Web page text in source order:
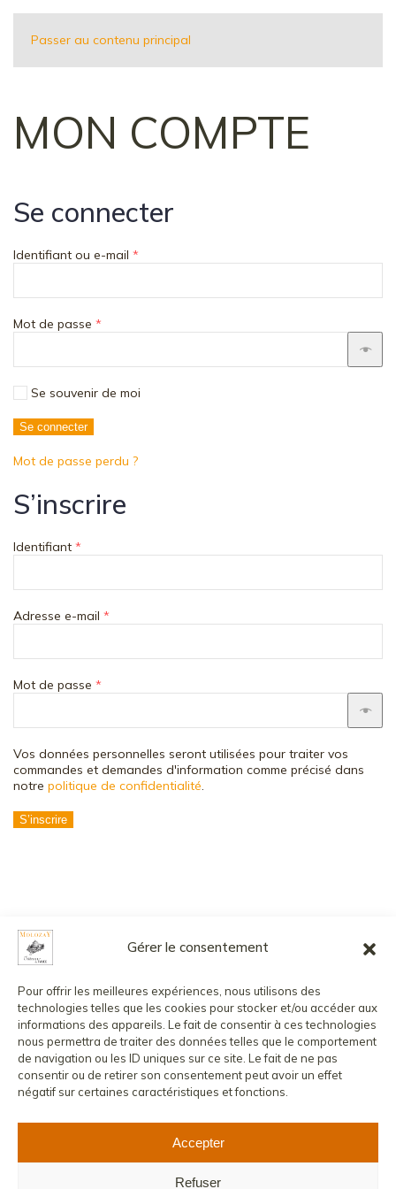
Gérer le consentement
Pour offrir les meilleures expériences, nous utilisons des
technologies telles que les cookies pour stocker et/ou accéder aux
informations des appareils. Le fait de consentir à ces technologies
nous permettra de traiter des données telles que le comportement
de navigation ou les ID uniques sur ce site. Le fait de ne pas
consentir ou de retirer son consentement peut avoir un effet
négatif sur certaines caractéristiques et fonctions.
Accepter
Refuser
Passer au contenu principal
MON COMPTE
Se connecter
Identifiant ou e-mail *
Mot de passe *
Se souvenir de moi
Se connecter
Mot de passe perdu ?
S’inscrire
Identifiant *
Adresse e-mail *
Mot de passe *
Vos données personnelles seront utilisées pour traiter vos
commandes et demandes d'information comme précisé dans
notre politique de confidentialité.
S’inscrire
L’abus d’alcool est dangereux pour la santé, à consommer avec
modération.
La vente de boissons alcoolisées aux mineurs est strictement
interdite.
© 2026 MOLOZAY - CHÂTEAU DE VAUX
CONTACT
MENTIONS LÉGALES
POLITIQUE DE CONFIDENTIALITÉ
CONDITIONS GÉNÉRALES DE VENTE
COMPTE CLIENT